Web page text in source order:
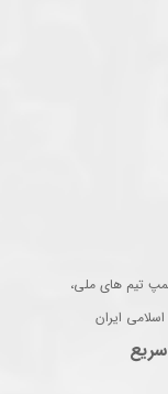
تیم های ملی،
ایران